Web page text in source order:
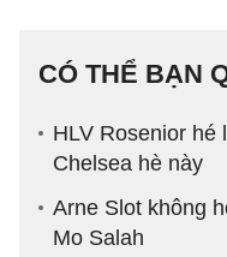
CÓ THỂ BẠN
HLV Rosenior
Chelsea hè này
Arne Slot không
Mo Salah